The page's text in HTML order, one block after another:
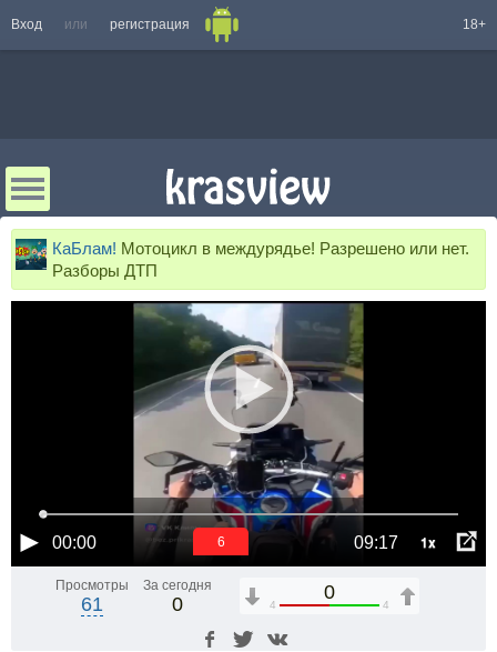
Вход или регистрация 18+
КаБлам! Мотоцикл в междурядье! Разрешено или нет.
Разборы ДТП
00:00 09:17 1x
6
Просмотры
61
За сегодня
0
0
4 4